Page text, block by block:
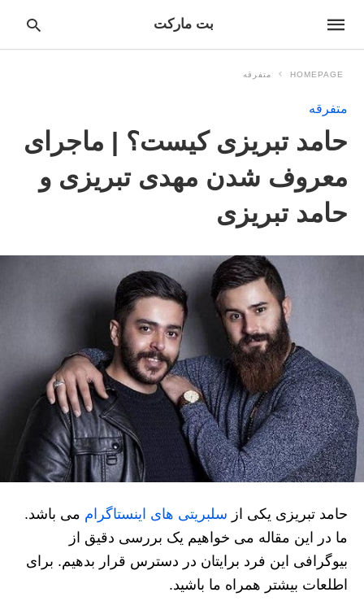
بت مارکت
HOMEPAGE متفرقه
متفرقه
حامد تبریزی کیست؟ | ماجرای
معروف شدن مهدی تبریزی و
حامد تبریزی
حامد تبریزی یکی از سلبریتی های اینستاگرام می باشد.
ما در این مقاله می خواهیم یک بررسی دقیق از
بیوگرافی این فرد برایتان در دسترس قرار بدهیم. برای
اطلعات بیشتر همراه ما باشید.